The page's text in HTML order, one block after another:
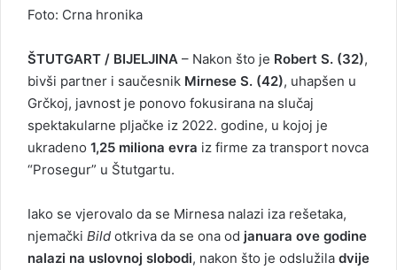
Foto: Crna hronika
ŠTUTGART / BIJELJINA – Nakon što je Robert S. (32),
bivši partner i saučesnik Mirnese S. (42), uhapšen u
Grčkoj, javnost je ponovo fokusirana na slučaj
spektakularne pljačke iz 2022. godine, u kojoj je
ukradeno 1,25 miliona evra iz firme za transport novca
“Prosegur” u Štutgartu.
Iako se vjerovalo da se Mirnesa nalazi iza rešetaka,
njemački Bild otkriva da se ona od januara ove godine
nalazi na uslovnoj slobodi, nakon što je odslužila dvije